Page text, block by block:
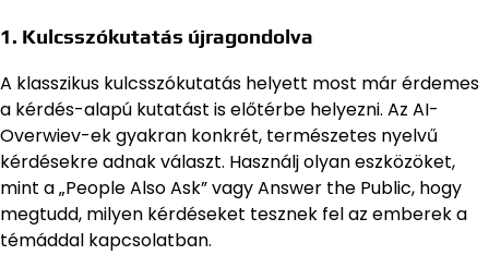
1. Kulcsszókutatás újragondolva
A klasszikus kulcsszókutatás helyett most már érdemes
a kérdés-alapú kutatást is előtérbe helyezni. Az AI-
Overwiev-ek gyakran konkrét, természetes nyelvű
kérdésekre adnak választ. Használj olyan eszközöket,
mint a „People Also Ask” vagy Answer the Public, hogy
megtudd, milyen kérdéseket tesznek fel az emberek a
témáddal kapcsolatban.